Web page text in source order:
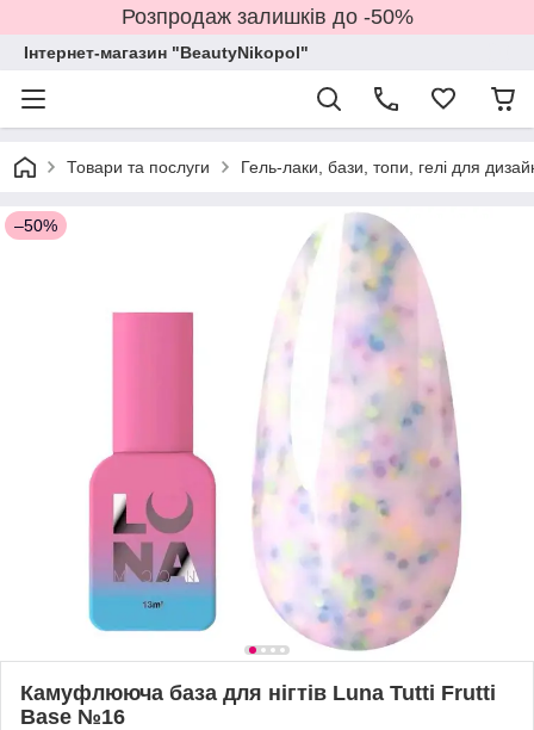
Розпродаж залишків до -50%
Інтернет-магазин "BeautyNikopol"
Товари та послуги Гель-лаки, бази, топи, гелі для
–50%
Камуфлююча база для нігтів Luna Tutti Frutti
Base №16